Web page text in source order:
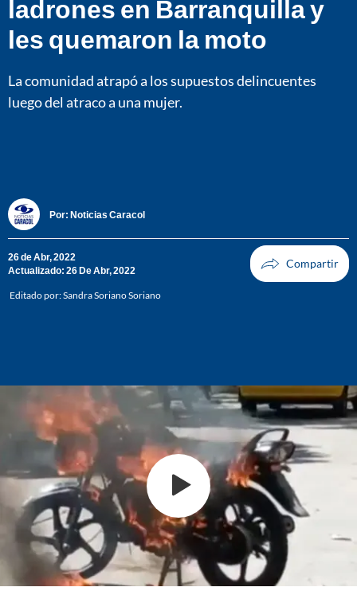
ladrones en Barranquilla y
les quemaron la moto
La comunidad atrapó a los supuestos delincuentes
luego del atraco a una mujer.
Por: Noticias Caracol
26 de Abr, 2022
Actualizado: 26 De Abr, 2022
Editado por:Sandra Soriano Soriano